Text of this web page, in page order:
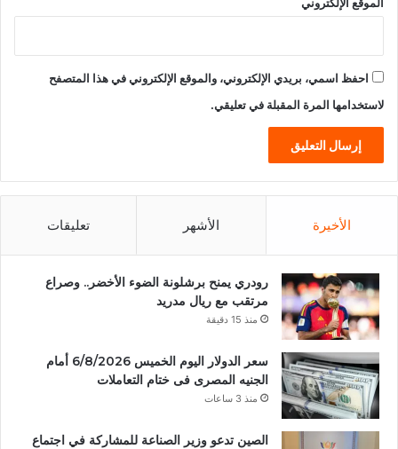
احفظ اسمي، بريدي الإلكتروني، والموقع الإلكتروني في هذا المتصفح
لاستخدامها المرة المقبلة في تعليقي.
الأخيرة الأشهر تعليقات
رودري يمنح برشلونة الضوء الأخضر.. وصراع
مرتقب مع ريال مدريد
منذ 15 دقيقة
سعر الدولار اليوم الخميس 6/8/2026 أمام
الجنيه المصرى فى ختام التعاملات
منذ 3 ساعات
الصين تدعو وزير الصناعة للمشاركة في اجتماع